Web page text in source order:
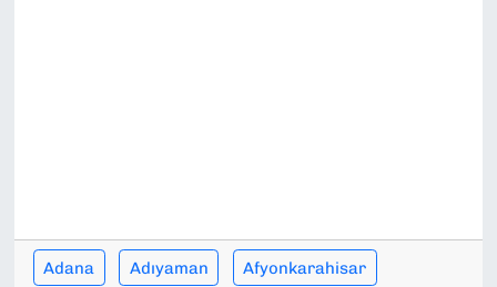
Adana Adıyaman Afyonkarahisar